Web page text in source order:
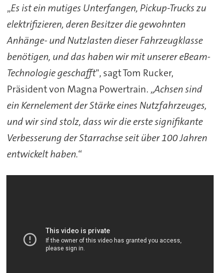
„Es ist ein mutiges Unterfangen, Pickup-Trucks zu
elektrifizieren, deren Besitzer die gewohnten
Anhänge- und Nutzlasten dieser Fahrzeugklasse
benötigen, und das haben wir mit unserer eBeam-
Technologie geschafft", sagt Tom Rucker,
Präsident von Magna Powertrain. „Achsen sind
ein Kernelement der Stärke eines Nutzfahrzeuges,
und wir sind stolz, dass wir die erste signifikante
Verbesserung der Starrachse seit über 100 Jahren
entwickelt haben.“